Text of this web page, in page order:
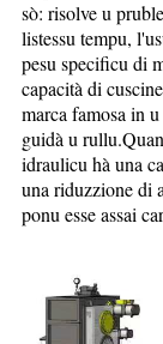
sò: risolve u
listessu tempu,
pesu specificu di
capacità di
marca famosa in
guidà u
idraulicu hà una
una riduzzione di
ponu esse assai